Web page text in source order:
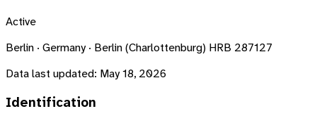
Active
Berlin · Germany · Berlin (Charlottenburg) HRB 287127
Data last updated: May 18, 2026
Identification